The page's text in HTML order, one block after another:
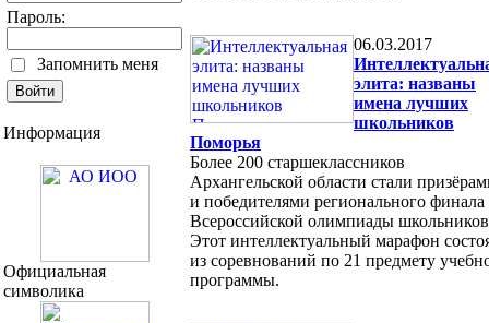
Пароль:
Запомнить меня
Информация
Официальная
символика
06.03.2017
элита: названы
имена лучших
школьников
Поморья
Более 200 старшеклассников
Архангельской области стали
и победителями регионального финала
Всероссийской олимпиады
Этот интеллектуальный марафон
из соревнований по 21 предмету
программы.